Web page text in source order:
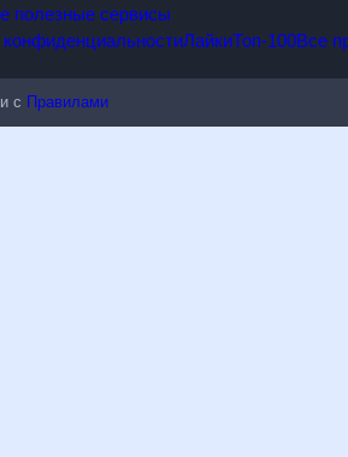
полезные сервисы
конфиденциальностиЛайкиТоп-100
сПравилами